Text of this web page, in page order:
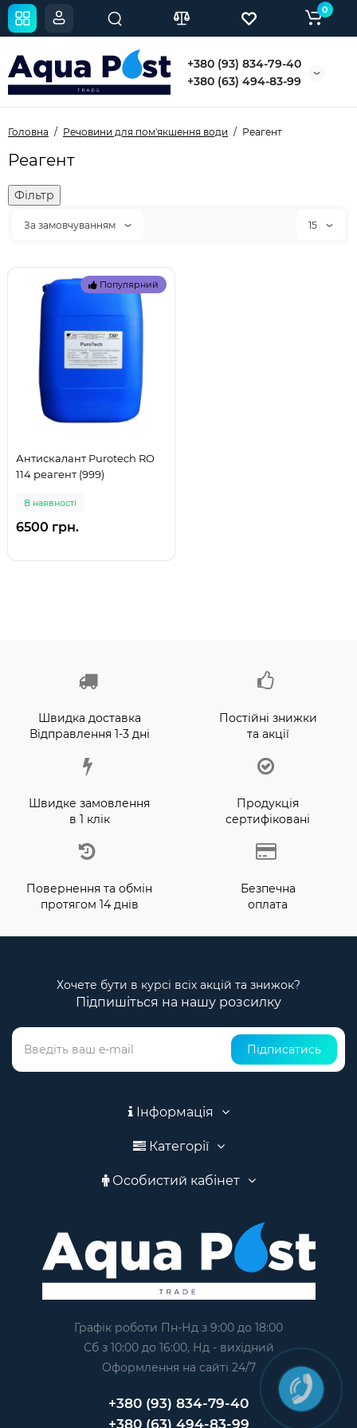
+380 (93) 834-79-40
+380 (63) 494-83-99
0
Головна Речовини для пом'якшення води Реагент
Реагент
Фільтр
За замовчуванням 15
Популярний
Антискалант Purotech RO
114 реагент (999)
В наявностi
6500 грн.
Швидка доставка
Відправлення 1-3 дні
Постійні знижки
та акції
Швидке замовлення
в 1 клік
Продукція
сертифіковані
Повернення та обмін
протягом 14 днів
Безпечна
оплата
Хочете бути в курсі всіх акцій та знижок?
Підпишіться на нашу розсилку
Підписатись
Інформація
Категорії
Особистий кабінет
Графік роботи Пн-Нд з 9:00 до 18:00
Сб з 10:00 до 16:00, Нд - вихідний
Оформлення на сайтi 24/7
+380 (93) 834-79-40
+380 (63) 494-83-99